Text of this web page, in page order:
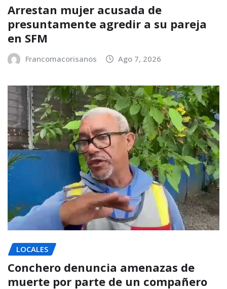
Arrestan mujer acusada de
presuntamente agredir a su pareja
en SFM
Francomacorisanos Ago 7, 2026
LOCALES
Conchero denuncia amenazas de
muerte por parte de un compañero